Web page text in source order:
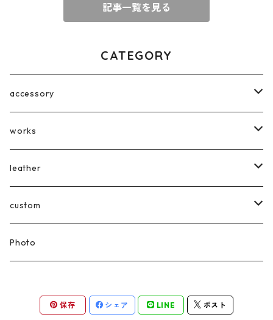
記事一覧を見る
CATEGORY
accessory
earrings
broach
pendant
sticker
works
wood objet
Acryl plate
leather
Bag
Wallet
OMAMORI
custom
Digital painting
Drawing Flame
Photo
保存 シェア LINE ポスト